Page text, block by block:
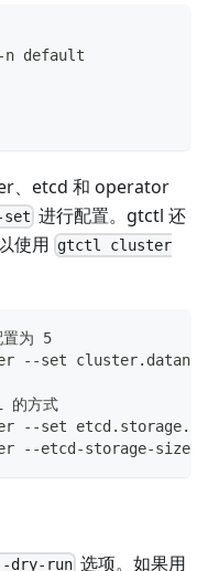
default
、etcd 和 operator
进行配置。gtctl 还
使用 gtctl cluster
为 5
--set
的方式
set
--etcd-storage-size
dry-run 选项。如果用